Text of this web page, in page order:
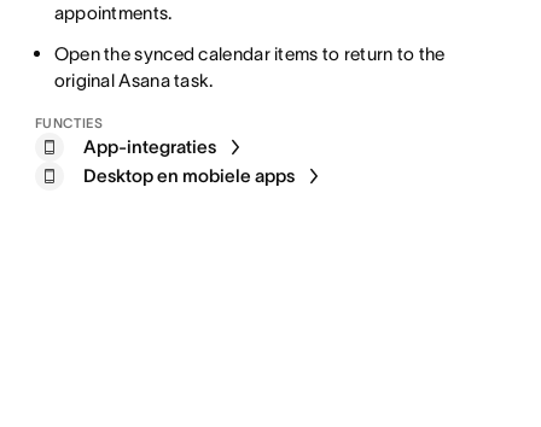
appointments.
Open the synced calendar items to return to the
original Asana task.
FUNCTIES
App-integraties
Desktop en mobiele apps